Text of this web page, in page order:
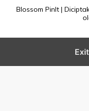
Blossom PinIt |